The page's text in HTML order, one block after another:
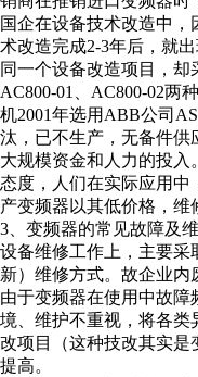
国企在设备技术改造中
术改造完成2-3年后，就
同一个设备改造项目，
AC800-01、AC800-02两
机2001年选用ABB公司
汰，已不生产，无备件供
大规模资金和人力的投
态度，人们在实际应用
产变频器以其低价格，
3、变频器的常见故障及
设备维修工作上，主要采
新）维修方式。故企业
由于变频器在使用中故
境、维护不重视，将各类
改项目（这种技改其实是
提高。